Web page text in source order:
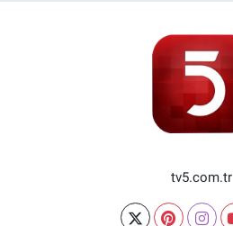
tv5.com.tr